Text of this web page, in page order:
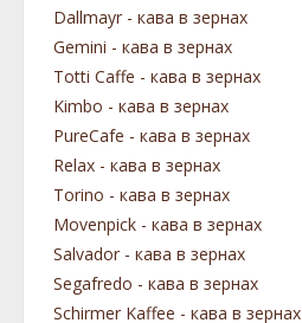
Dallmayr - кава в зернах
Gemini - кава в зернах
Totti Caffe - кава в зернах
Kimbo - кава в зернах
PureCafe - кава в зернах
Relax - кава в зернах
Torino - кава в зернах
Movenpick - кава в зернах
Salvador - кава в зернах
Segafredo - кава в зернах
Schirmer Kaffee - кава в зернах